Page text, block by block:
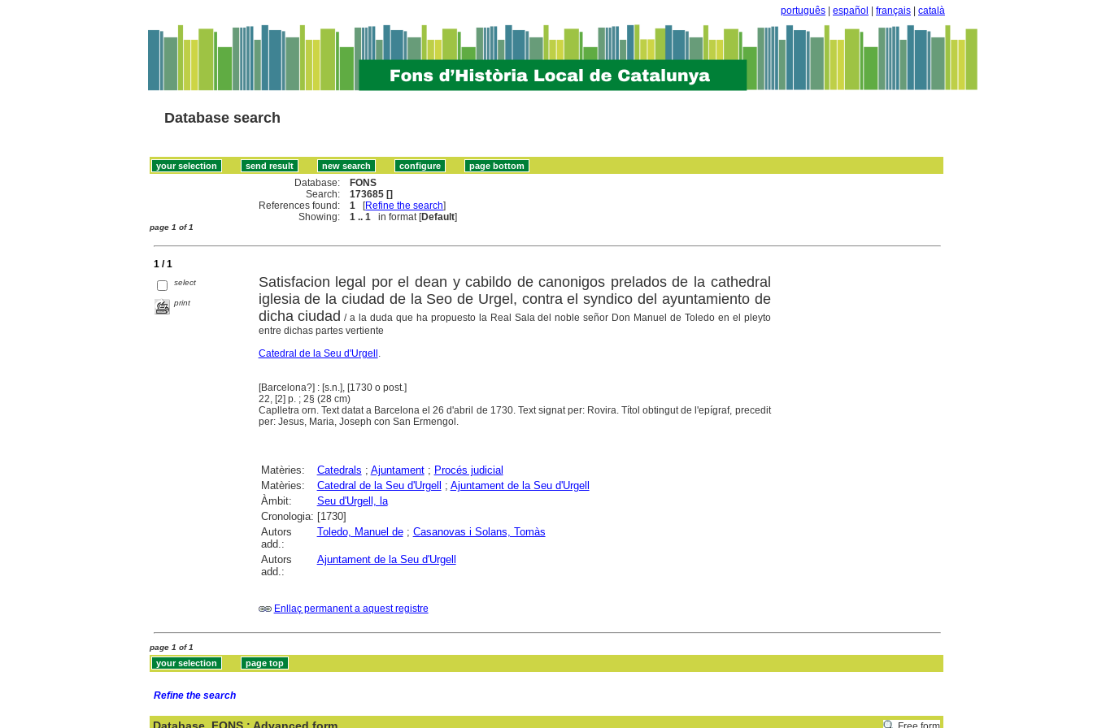
português español français català
Database search
Database:
FONS
Search:
173685 []
References found:
1 [Refine the search]
Showing:
1 .. 1 in format [Default]
page 1 of 1
1 / 1
select
print
Satisfacion legal por el dean y cabildo de canonigos prelados de la cathedral
iglesia de la ciudad de la Seo de Urgel, contra el syndico del ayuntamiento de
dicha ciudad / a la duda que ha propuesto la Real Sala del noble señor Don Manuel de Toledo en el pleyto
entre dichas partes vertiente
Catedral de la Seu d'Urgell.
[Barcelona?] : [s.n.], [1730 o post.]
22, [2] p. ; 2§ (28 cm)
Caplletra orn. Text datat a Barcelona el 26 d'abril de 1730. Text signat per: Rovira. Títol obtingut de l'epígraf, precedit
per: Jesus, Maria, Joseph con San Ermengol.
Matèries: Catedrals ; Ajuntament; Procés judicial
Matèries:
Catedral de la Seu d'Urgell ; Ajuntament de la Seu d'Urgell
Àmbit:
Seu d'Urgell, la
Cronologia: [1730]
Autors
add.:
Toledo, Manuel de; Casanovas i Solans, Tomàs
Autors
add.:
Ajuntament de la Seu d'Urgell
Enllaç permanent a aquest registre
page 1 of 1
Refine the search